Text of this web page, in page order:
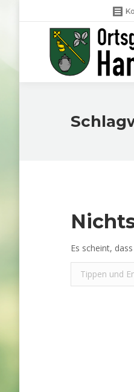
Es scheint,
Search: